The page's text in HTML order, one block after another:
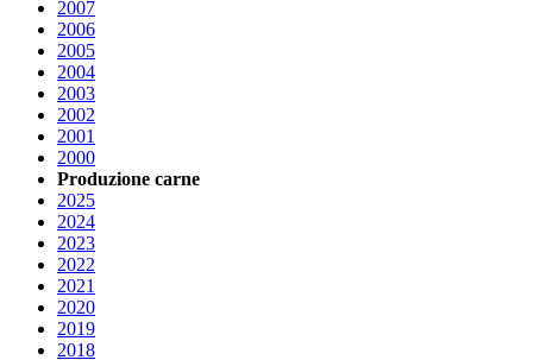
2007
2006
2005
2004
2003
2002
2001
2000
Produzione carne
2025
2024
2023
2022
2021
2020
2019
2018